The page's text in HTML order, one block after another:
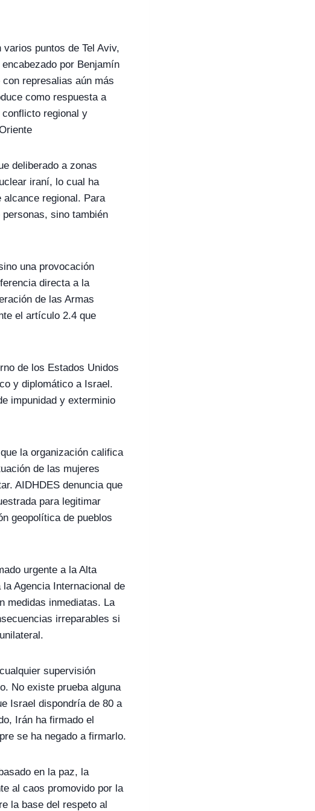
puntos de Tel Aviv,
por Benjamín
represalias aún más
como respuesta a
regional y
deliberado a zonas
iraní, lo cual ha
regional. Para
sino también
una provocación
directa a la
de las Armas
el artículo 2.4 que
de los Estados Unidos
y diplomático a Israel.
impunidad y exterminio
la organización califica
de las mujeres
AIDHDES denuncia que
para legitimar
geopolítica de pueblos
urgente a la Alta
Agencia Internacional de
medidas inmediatas. La
irreparables si
supervisión
No existe prueba alguna
Israel dispondría de 80 a
Irán ha firmado el
se ha negado a firmarlo.
en la paz, la
al caos promovido por la
la base del respeto al